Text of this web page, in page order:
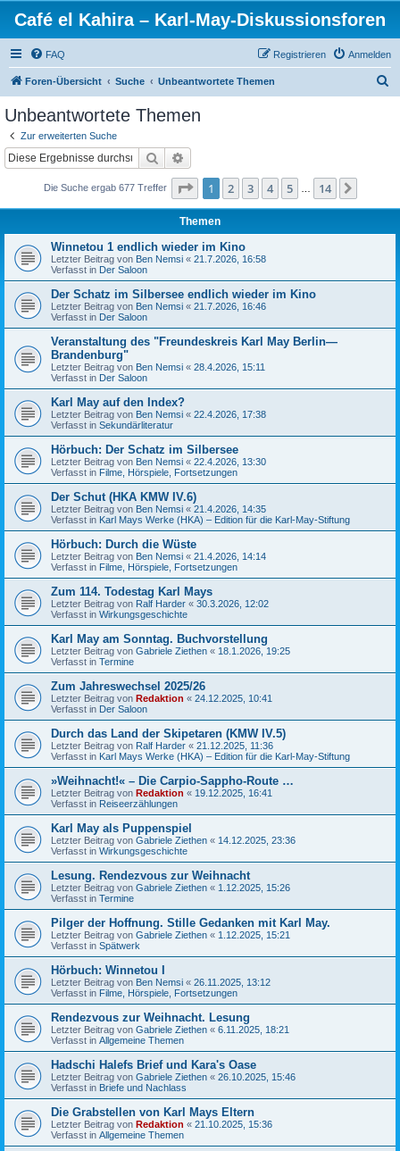
Café el Kahira – Karl-May-Diskussionsforen
FAQ Anmelden
Registrieren
Foren-Übersicht Suche Unbeantwortete Themen
Unbeantwortete Themen
Zur erweiterten Suche
Suche
Die Suche ergab 677 Treffer Seite 1von 14
1 2 3 4 5 14
Themen
Winnetou 1 endlich wieder im Kino
Letzter Beitrag von Ben Nemsi « 21.7.2026, 16:58
Verfasst in Der Saloon
Der Schatz im Silbersee endlich wieder im Kino
Letzter Beitrag von Ben Nemsi « 21.7.2026, 16:46
Verfasst in Der Saloon
Veranstaltung des "Freundeskreis Karl May Berlin—
Brandenburg"
Letzter Beitrag von Ben Nemsi « 28.4.2026, 15:11
Verfasst in Der Saloon
Karl May auf den Index?
Letzter Beitrag von Ben Nemsi « 22.4.2026, 17:38
Verfasst in Sekundärliteratur
Hörbuch: Der Schatz im Silbersee
Letzter Beitrag von Ben Nemsi « 22.4.2026, 13:30
Verfasst in Filme, Hörspiele, Fortsetzungen
Der Schut (HKA KMW IV.6)
Letzter Beitrag von Ben Nemsi « 21.4.2026, 14:35
Verfasst in Karl Mays Werke (HKA) – Edition für die Karl-May-Stiftung
Hörbuch: Durch die Wüste
Letzter Beitrag von Ben Nemsi « 21.4.2026, 14:14
Verfasst in Filme, Hörspiele, Fortsetzungen
Zum 114. Todestag Karl Mays
Letzter Beitrag von Ralf Harder « 30.3.2026, 12:02
Verfasst in Wirkungsgeschichte
Karl May am Sonntag. Buchvorstellung
Letzter Beitrag von Gabriele Ziethen « 18.1.2026, 19:25
Verfasst in Termine
Zum Jahreswechsel 2025/26
Letzter Beitrag von Redaktion « 24.12.2025, 10:41
Verfasst in Der Saloon
Durch das Land der Skipetaren (KMW IV.5)
Letzter Beitrag von Ralf Harder « 21.12.2025, 11:36
Verfasst in Karl Mays Werke (HKA) – Edition für die Karl-May-Stiftung
»Weihnacht!« – Die Carpio-Sappho-Route …
Letzter Beitrag von Redaktion « 19.12.2025, 16:41
Verfasst in Reiseerzählungen
Karl May als Puppenspiel
Letzter Beitrag von Gabriele Ziethen « 14.12.2025, 23:36
Verfasst in Wirkungsgeschichte
Lesung. Rendezvous zur Weihnacht
Letzter Beitrag von Gabriele Ziethen « 1.12.2025, 15:26
Verfasst in Termine
Pilger der Hoffnung. Stille Gedanken mit Karl May.
Letzter Beitrag von Gabriele Ziethen « 1.12.2025, 15:21
Verfasst in Spätwerk
Hörbuch: Winnetou I
Letzter Beitrag von Ben Nemsi « 26.11.2025, 13:12
Verfasst in Filme, Hörspiele, Fortsetzungen
Rendezvous zur Weihnacht. Lesung
Letzter Beitrag von Gabriele Ziethen « 6.11.2025, 18:21
Verfasst in Allgemeine Themen
Hadschi Halefs Brief und Kara's Oase
Letzter Beitrag von Gabriele Ziethen « 26.10.2025, 15:46
Verfasst in Briefe und Nachlass
Die Grabstellen von Karl Mays Eltern
Letzter Beitrag von Redaktion « 21.10.2025, 15:36
Verfasst in Allgemeine Themen